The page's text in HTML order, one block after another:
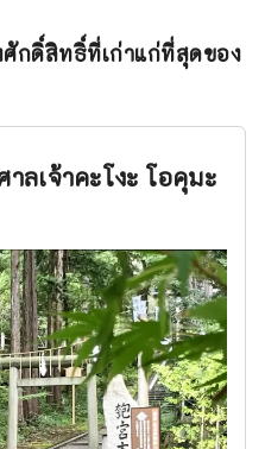
กดิ์สิทธิ์ที่เก่าแก่ที่สุดของ
าลเจ้าคะโงะ โอคุมะ